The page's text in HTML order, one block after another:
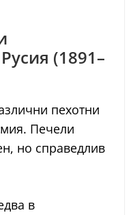
(1891–
пехотни
Печели
но справедлив
в